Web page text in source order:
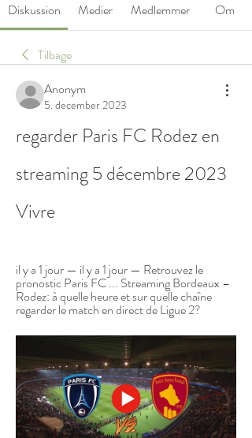
Diskussion Medier Medlemmer Om
Tilbage
Anonym
5. december 2023
regarder Paris FC Rodez en
streaming 5 décembre 2023
Vivre
il y a 1 jour — il y a 1 jour — Retrouvez le
pronostic Paris FC ... Streaming Bordeaux –
Rodez: à quelle heure et sur quelle chaîne
regarder le match en direct de Ligue 2?